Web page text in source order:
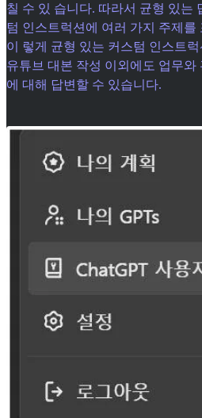
칠 수 있 습니다. 따라서 균형 있는
텀 인스트럭션에 여러 가지 주제를
이 렇게 균형 있는 커스텀 인스트
유튜브 대본 작성 이외에도 업무와
에 대해 답변할 수 있습니다.